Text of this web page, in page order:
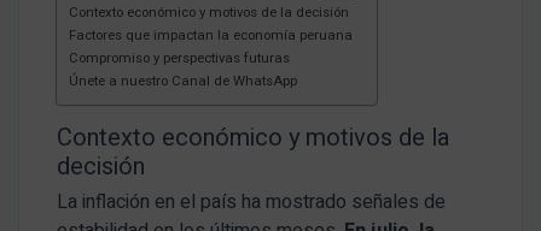
Contexto económico y motivos de la decisión
Factores que impactan la economía peruana
Compromiso y perspectivas futuras
Únete a nuestro Canal de WhatsApp
Contexto económico y motivos de la
decisión
La inflación en el país ha mostrado señales de